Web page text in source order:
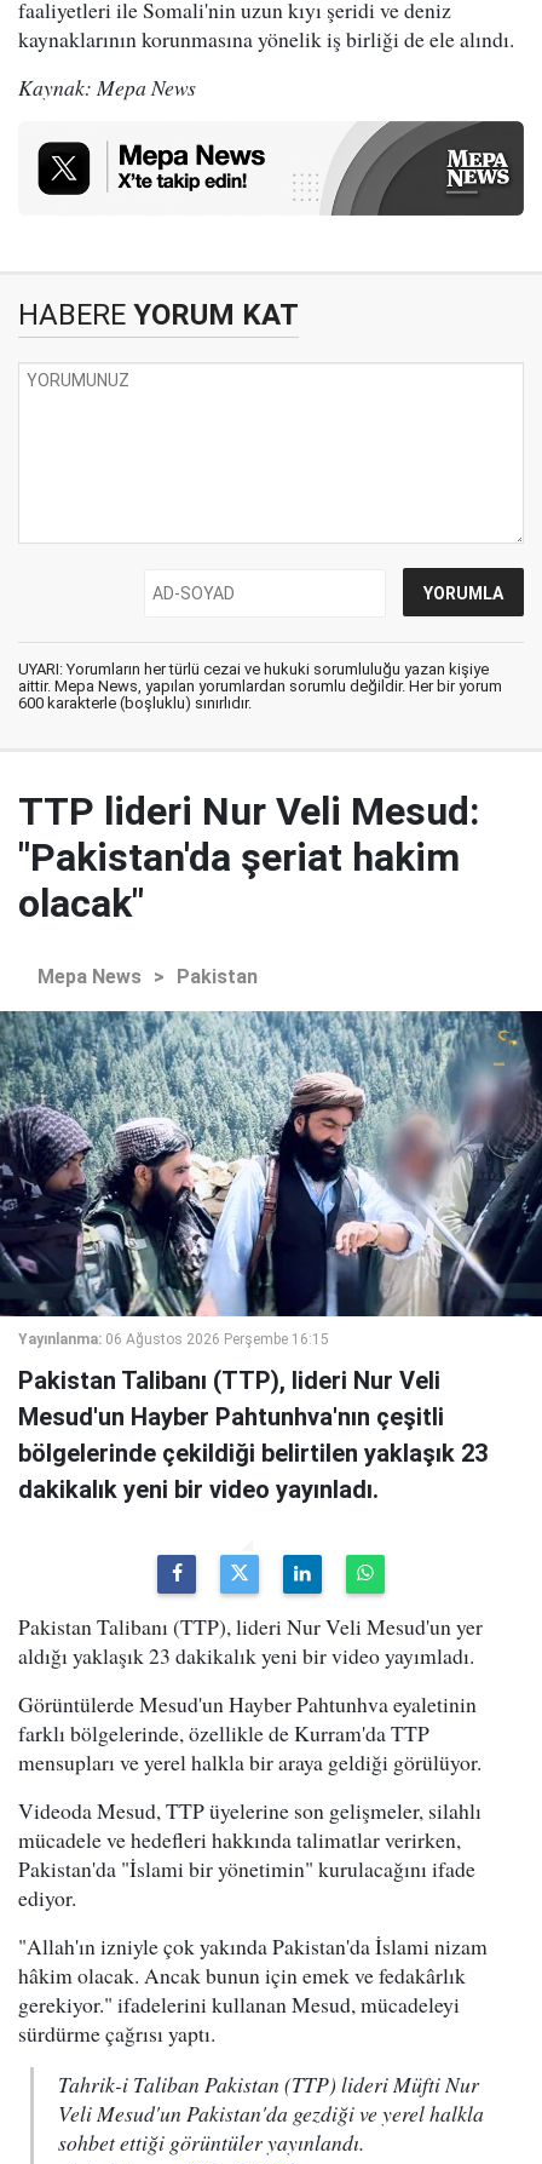
faaliyetleri ile Somali'nin uzun kıyı şeridi ve deniz
kaynaklarının korunmasına yönelik iş birliği de ele alındı.
Kaynak: Mepa News
HABERE YORUM KAT
UYARI: Yorumların her türlü cezai ve hukuki sorumluluğu yazan kişiye
aittir. Mepa News, yapılan yorumlardan sorumlu değildir. Her bir yorum
600 karakterle (boşluklu) sınırlıdır.
TTP lideri Nur Veli Mesud:
"Pakistan'da şeriat hakim
olacak"
Mepa News > Pakistan
Yayınlanma: 06 Ağustos 2026 Perşembe 16:15
Pakistan Talibanı (TTP), lideri Nur Veli
Mesud'un Hayber Pahtunhva'nın çeşitli
bölgelerinde çekildiği belirtilen yaklaşık 23
dakikalık yeni bir video yayınladı.
Pakistan Talibanı (TTP), lideri Nur Veli Mesud'un yer
aldığı yaklaşık 23 dakikalık yeni bir video yayımladı.
Görüntülerde Mesud'un Hayber Pahtunhva eyaletinin
farklı bölgelerinde, özellikle de Kurram'da TTP
mensupları ve yerel halkla bir araya geldiği görülüyor.
Videoda Mesud, TTP üyelerine son gelişmeler, silahlı
mücadele ve hedefleri hakkında talimatlar verirken,
Pakistan'da "İslami bir yönetimin" kurulacağını ifade
ediyor.
"Allah'ın izniyle çok yakında Pakistan'da İslami nizam
hâkim olacak. Ancak bunun için emek ve fedakârlık
gerekiyor." ifadelerini kullanan Mesud, mücadeleyi
sürdürme çağrısı yaptı.
Tahrik-i Taliban Pakistan (TTP) lideri Müfti Nur
Veli Mesud'un Pakistan'da gezdiği ve yerel halkla
sohbet ettiği görüntüler yayınlandı.